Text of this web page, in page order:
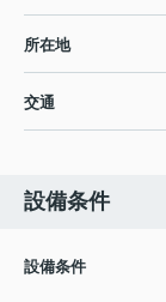
所在地
交通
設備条件
設備条件